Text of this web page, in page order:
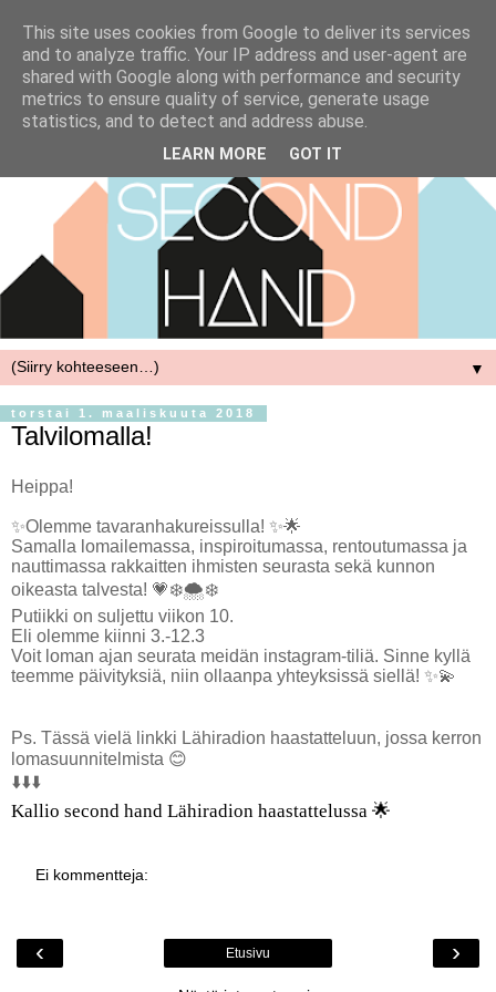
▼
torstai 1. maaliskuuta 2018
Talvilomalla!
Heippa!
✨Olemme tavaranhakureissulla! ✨🌟
Samalla lomailemassa, inspiroitumassa, rentoutumassa ja
nauttimassa rakkaitten ihmisten seurasta sekä kunnon
oikeasta talvesta! 💗❄️🌨❄️
Putiikki on suljettu viikon 10.
Eli olemme kiinni 3.-12.3
Voit loman ajan seurata meidän instagram-tiliä. Sinne kyllä
teemme päivityksiä, niin ollaanpa yhteyksissä siellä! ✨💫
Ps. Tässä vielä linkki Lähiradion haastatteluun, jossa kerron
lomasuunnitelmista 😊
⬇️⬇️⬇️
Kallio second hand Lähiradion haastattelussa 🌟
Ei kommentteja:
‹ ›
Etusivu
This site uses cookies from Google to deliver its services
and to analyze traffic. Your IP address and user-agent are
shared with Google along with performance and security
metrics to ensure quality of service, generate usage
statistics, and to detect and address abuse.
LEARN MORE GOT IT